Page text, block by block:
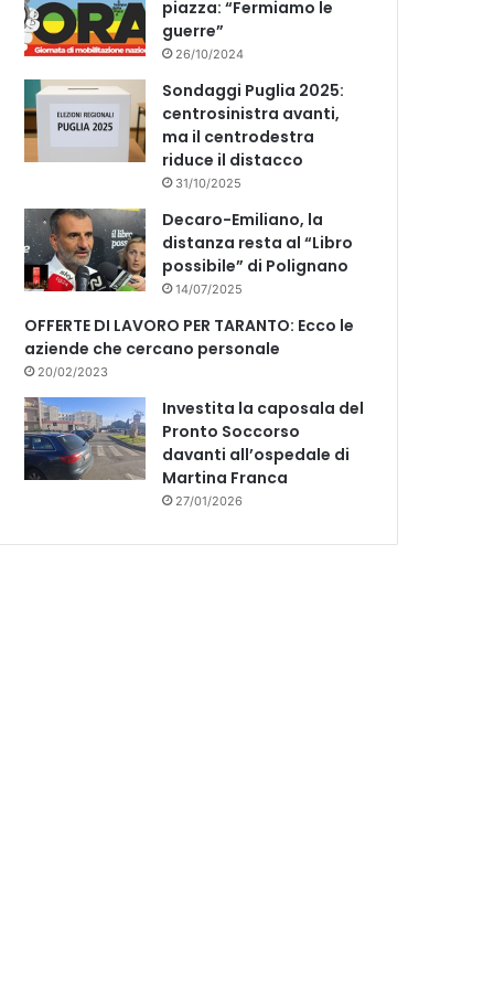
piazza: “Fermiamo le
guerre”
26/10/2024
Sondaggi Puglia 2025:
centrosinistra avanti,
ma il centrodestra
riduce il distacco
31/10/2025
Decaro-Emiliano, la
distanza resta al “Libro
possibile” di Polignano
14/07/2025
OFFERTE DI LAVORO PER TARANTO: Ecco le
aziende che cercano personale
20/02/2023
Investita la caposala del
Pronto Soccorso
davanti all’ospedale di
Martina Franca
27/01/2026